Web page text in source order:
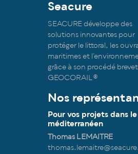
Seacure
SEACURE développe des
solutions innovantes pour
protéger le littoral, les
maritimes et
grâce à son procédé
GEOCORAIL®
Nos
Pour vos projets dans
méditerranéen
Thomas LEMAITRE